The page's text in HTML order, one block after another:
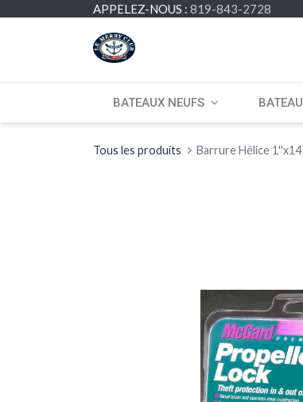
APPELEZ-NOUS : 819-843-2728
BATEAUX NEUFS
Tous les produits Barrure Hélice 1''x14